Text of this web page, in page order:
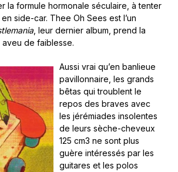
la formule hormonale séculaire, à tenter
side-car. Thee Oh Sees est l’un
, leur dernier album, prend la
aveu de faiblesse.
Aussi vrai qu’en banlieue
pavillonnaire, les grands
bêtas qui troublent le
repos des braves avec
les jérémiades insolentes
de leurs sèche-cheveux
125 cm3 ne sont plus
guère intéressés par les
guitares et les polos